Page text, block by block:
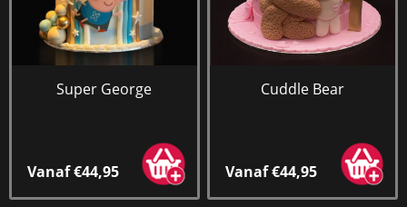
Super George
Vanaf €44,95
Cuddle Bear
Vanaf €44,95